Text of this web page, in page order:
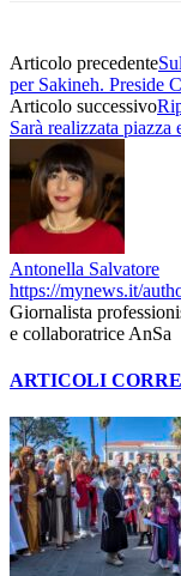
Articolo precedente
per Sakineh. Preside
Articolo successivo
Sarà realizzata piazza
Antonella Salvatore
https://mynews.it/
Giornalista
e collaboratrice AnSa
ARTICOLI